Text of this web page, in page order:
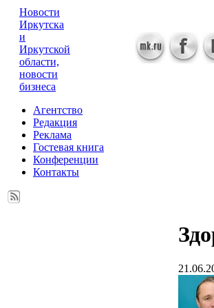
Новости
Иркутска
и
Иркутской
области,
новости
бизнеса
Агентство
Редакция
Реклама
Гостевая книга
Конференции
Контакты